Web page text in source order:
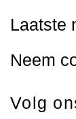
Laatste
Neem
Volg